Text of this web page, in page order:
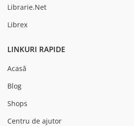
Librarie.Net
Librex
LINKURI RAPIDE
Acasă
Blog
Shops
Centru de ajutor